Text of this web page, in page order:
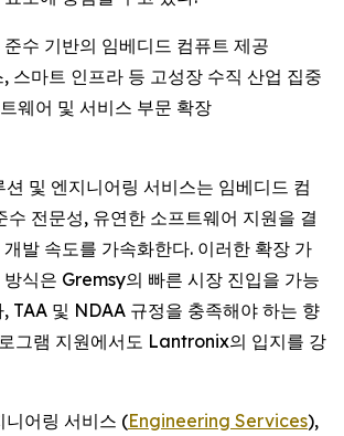
수 기반의 임베디드 컴퓨트 제공
스마트 인프라 등 고성장 수직 산업 집중
웨어 및 서비스 부문 확장
및 엔지니어링 서비스는 임베디드 컴
수 전문성, 유연한 소프트웨어 지원을 결
발 속도를 가속화한다. 이러한 확장 가
식은 Gremsy의 빠른 시장 진입을 가능
TAA 및 NDAA 규정을 충족해야 하는 향
그램 지원에서도 Lantronix의 입지를 강
어링 서비스 (Engineering Services),